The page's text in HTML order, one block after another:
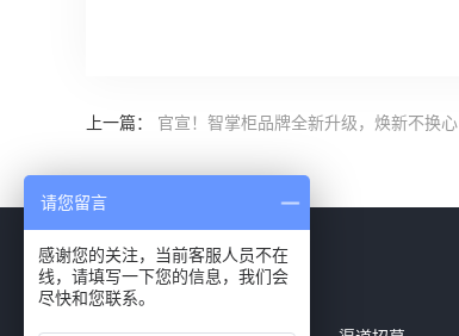
上一篇： 官宣！智掌柜品牌全新升级，焕新不换心
请您留言
感谢您的关注，当前客服人员不在
线，请填写一下您的信息，我们会
尽快和您联系。